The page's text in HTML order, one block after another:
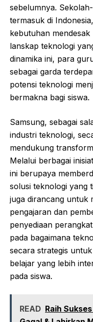
sebelumnya.
termasuk di
kebutuhan
lanskap teknologi
dinamika ini, para
sebagai garda
potensi teknologi
bermakna bagi siswa.
Samsung, sebagai
industri teknologi,
mendukung
Melalui berbagai
ini berupaya
solusi teknologi yang
juga dirancang untuk
pengajaran dan
penyediaan
pada bagaimana
secara strategis
belajar yang lebih
pada siswa.
READ Raih